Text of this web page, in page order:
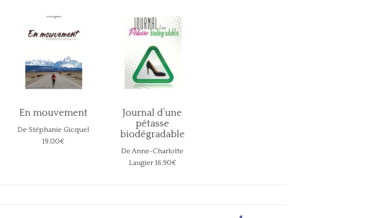
En mouvement
De Stéphanie Gicquel
19.00€
Journal d’une
pétasse
biodégradable
De Anne-Charlotte
Laugier 16.90€